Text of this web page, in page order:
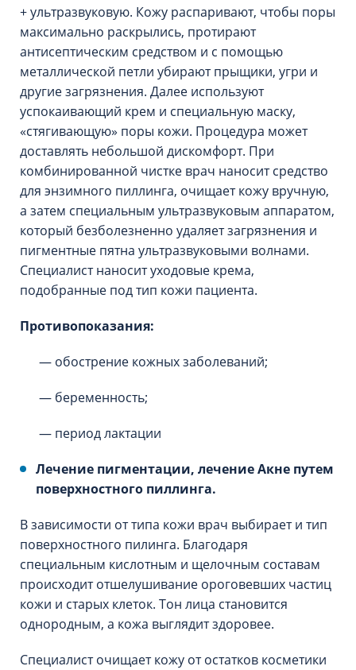
+ ультразвуковую. Кожу распаривают, чтобы поры
максимально раскрылись, протирают
антисептическим средством и с помощью
металлической петли убирают прыщики, угри и
другие загрязнения. Далее используют
успокаивающий крем и специальную маску,
«стягивающую» поры кожи. Процедура может
доставлять небольшой дискомфорт. При
комбинированной чистке врач наносит средство
для энзимного пиллинга, очищает кожу вручную,
а затем специальным ультразвуковым аппаратом,
который безболезненно удаляет загрязнения и
пигментные пятна ультразвуковыми волнами.
Специалист наносит уходовые крема,
подобранные под тип кожи пациента.
Противопоказания:
— обострение кожных заболеваний;
— беременность;
— период лактации
Лечение пигментации, лечение Акне путем
поверхностного пиллинга.
В зависимости от типа кожи врач выбирает и тип
поверхностного пилинга. Благодаря
специальным кислотным и щелочным составам
происходит отшелушивание ороговевших частиц
кожи и старых клеток. Тон лица становится
однородным, а кожа выглядит здоровее.
Специалист очищает кожу от остатков косметики